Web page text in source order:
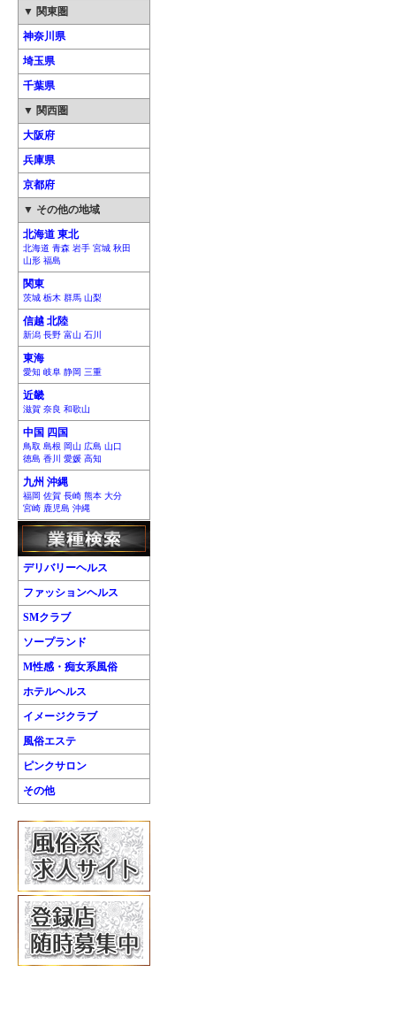
▼ 関東圏
神奈川県
埼玉県
千葉県
▼ 関西圏
大阪府
兵庫県
京都府
▼ その他の地域
北海道 東北
北海道 青森 岩手 宮城 秋田
山形 福島
関東
茨城 栃木 群馬 山梨
信越 北陸
新潟 長野 富山 石川
東海
愛知 岐阜 静岡 三重
近畿
滋賀 奈良 和歌山
中国 四国
鳥取 島根 岡山 広島 山口
徳島 香川 愛媛 高知
九州 沖縄
福岡 佐賀 長崎 熊本 大分
宮崎 鹿児島 沖縄
デリバリーヘルス
ファッションヘルス
SMクラブ
ソープランド
M性感・痴女系風俗
ホテルヘルス
イメージクラブ
風俗エステ
ピンクサロン
その他